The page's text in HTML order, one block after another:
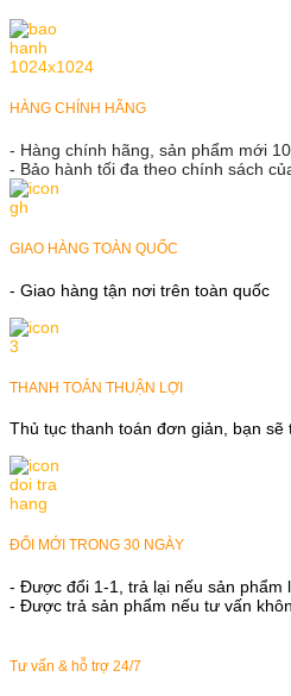
HÀNG CHÍNH HÃNG
- Hàng chính hãng, sản phẩm mới
- Bảo hành tối đa theo chính sách
GIAO HÀNG TOÀN QUỐC
- Giao hàng tận nơi trên toàn quốc
THANH TOÁN THUẬN LỢI
Thủ tục thanh toán đơn giản, bạn
ĐỔI MỚI TRONG 30 NGÀY
- Được đổi 1-1, trả lại nếu sản phẩm
- Được trả sản phẩm nếu tư vấn
Tư vấn & hỗ trợ 24/7